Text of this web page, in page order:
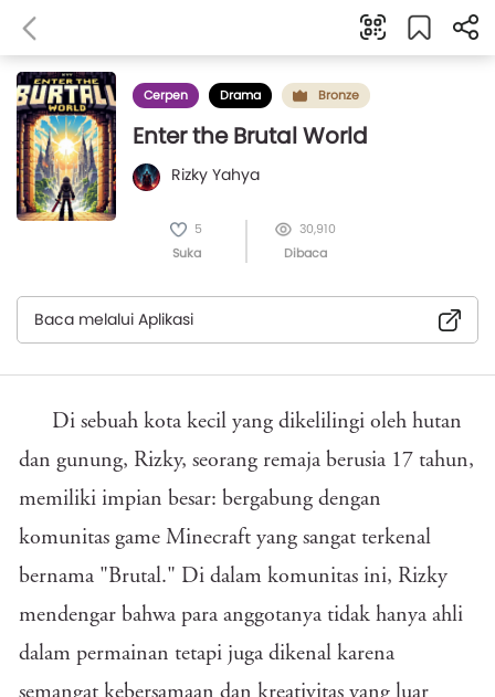
Cerpen Drama Bronze
Enter the Brutal World
Rizky Yahya
5
Suka
30,910
Dibaca
Baca melalui Aplikasi
Di sebuah kota kecil yang dikelilingi oleh hutan
dan gunung, Rizky, seorang remaja berusia 17 tahun,
memiliki impian besar: bergabung dengan
komunitas game Minecraft yang sangat terkenal
bernama "Brutal." Di dalam komunitas ini, Rizky
mendengar bahwa para anggotanya tidak hanya ahli
dalam permainan tetapi juga dikenal karena
semangat kebersamaan dan kreativitas yang luar